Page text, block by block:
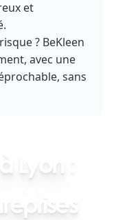
et
? BeKleen
avec une
sans
: